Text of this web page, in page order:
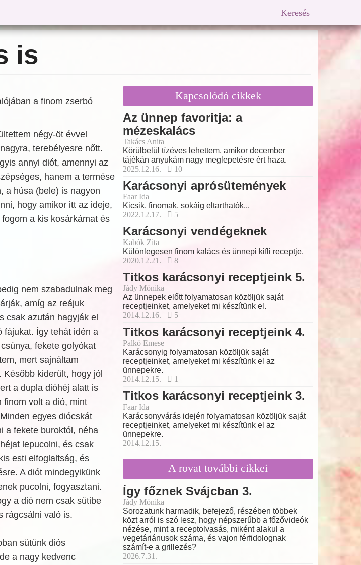
Keresés
is
a finom zserbó
négy-öt évvel
terebélyesre nőtt.
annyi diót, amennyi az
hanem a termése
a húsa (bele) is nagyon
hogy amikor itt az ideje,
a kis kosárkámat és
nem szabadulnak meg
amíg az reájuk
csak azután hagyják el
fájukat. Így tehát idén a
fekete golyókat
mert sajnáltam
Később kiderült, hogy jól
a dupla dióhéj alatt is
finom volt a dió, mint
egyes diócskát
a fekete buroktól, néha
lepucolni, és csak
esti elfoglaltság, és
A diót mindegyikünk
pucolni, fogyasztani.
a dió nem csak sütibe
rágcsálni való is.
sütünk diós
a nagy kedvenc
Kapcsolódó cikkek
Az ünnep favoritja: a
mézeskalács
Takács Anita
Körülbelül tízéves lehettem, amikor december
tájékán anyukám nagy meglepetésre ért haza.
2025.12.16.
10
Karácsonyi aprósütemények
Faar Ida
Kicsik, finomak, sokáig eltarthatók...
2022.12.17.
5
Karácsonyi vendégeknek
Kabók Zita
Különlegesen finom kalács és ünnepi kifli receptje.
2020.12.21.
8
Titkos karácsonyi receptjeink 5.
Jády Mónika
Az ünnepek előtt folyamatosan közöljük saját
receptjeinket, amelyeket mi készítünk el.
2014.12.16.
5
Titkos karácsonyi receptjeink 4.
Palkó Emese
Karácsonyig folyamatosan közöljük saját
receptjeinket, amelyeket mi készítünk el az
ünnepekre.
2014.12.15.
1
Titkos karácsonyi receptjeink 3.
Faar Ida
Karácsonyvárás idején folyamatosan közöljük saját
receptjeinket, amelyeket mi készítünk el az
ünnepekre.
2014.12.15.
A rovat további cikkei
Így főznek Svájcban 3.
Jády Mónika
Sorozatunk harmadik, befejező, részében többek
közt arról is szó lesz, hogy népszerűbb a főzővideók
nézése, mint a receptolvasás, miként alakul a
vegetáriánusok száma, és vajon férfidolognak
számít-e a grillezés?
2026.7.31.